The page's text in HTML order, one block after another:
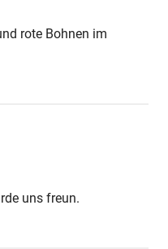
rote Bohnen im
uns freun.